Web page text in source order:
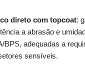
direto com topcoat:
a abrasão e
BPS, adequadas a
sensíveis.